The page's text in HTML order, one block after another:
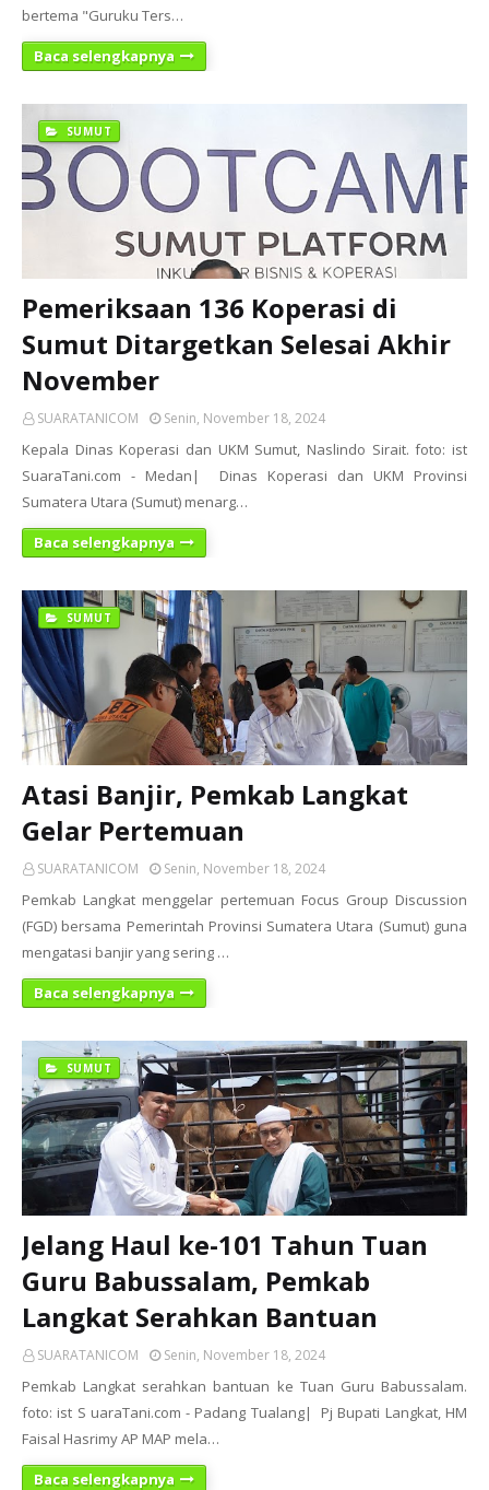
bertema "Guruku Ters…
Baca selengkapnya
SUMUT
Pemeriksaan 136 Koperasi di
Sumut Ditargetkan Selesai Akhir
November
SUARATANICOM Senin, November 18, 2024
Kepala Dinas Koperasi dan UKM Sumut, Naslindo Sirait. foto: ist
SuaraTani.com - Medan| Dinas Koperasi dan UKM Provinsi
Sumatera Utara (Sumut) menarg…
Baca selengkapnya
SUMUT
Atasi Banjir, Pemkab Langkat
Gelar Pertemuan
SUARATANICOM Senin, November 18, 2024
Pemkab Langkat menggelar pertemuan Focus Group Discussion
(FGD) bersama Pemerintah Provinsi Sumatera Utara (Sumut) guna
mengatasi banjir yang sering …
Baca selengkapnya
SUMUT
Jelang Haul ke-101 Tahun Tuan
Guru Babussalam, Pemkab
Langkat Serahkan Bantuan
SUARATANICOM Senin, November 18, 2024
Pemkab Langkat serahkan bantuan ke Tuan Guru Babussalam.
foto: ist S uaraTani.com - Padang Tualang| Pj Bupati Langkat, HM
Faisal Hasrimy AP MAP mela…
Baca selengkapnya